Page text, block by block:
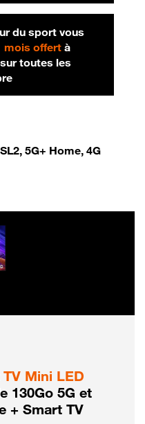
du sport vous
mois offertà
sur toutes les
5G+ Home, 4G
Mini LED
130Go 5G et
+ Smart TV